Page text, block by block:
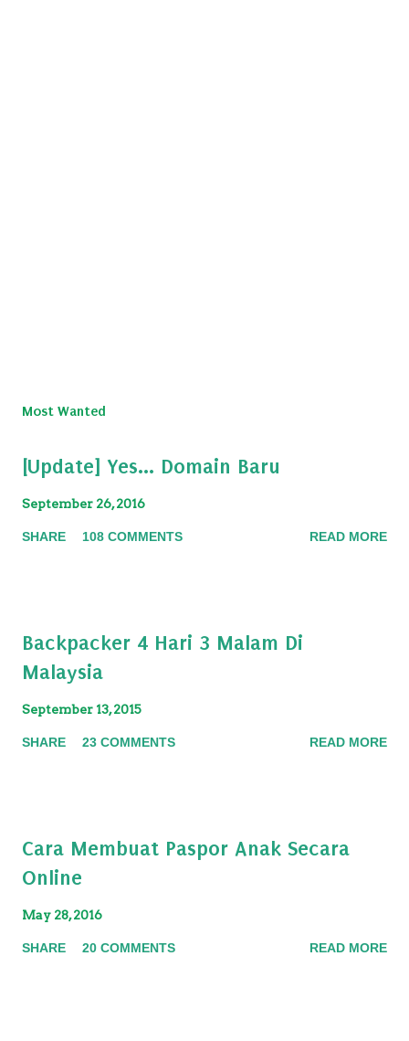
Most Wanted
[Update] Yes... Domain Baru
September 26, 2016
SHARE 108 COMMENTS READ MORE
Backpacker 4 Hari 3 Malam Di
Malaysia
September 13, 2015
SHARE 23 COMMENTS READ MORE
Cara Membuat Paspor Anak Secara
Online
May 28, 2016
SHARE 20 COMMENTS READ MORE